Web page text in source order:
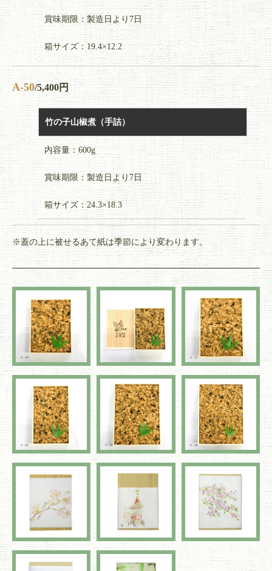
賞味期限：製造日より7日
箱サイズ：19.4×12.2
A-50/5,400円
竹の子山椒煮（手詰）
内容量：600g
賞味期限：製造日より7日
箱サイズ：24.3×18.3
※蓋の上に被せるあて紙は季節により変わります。